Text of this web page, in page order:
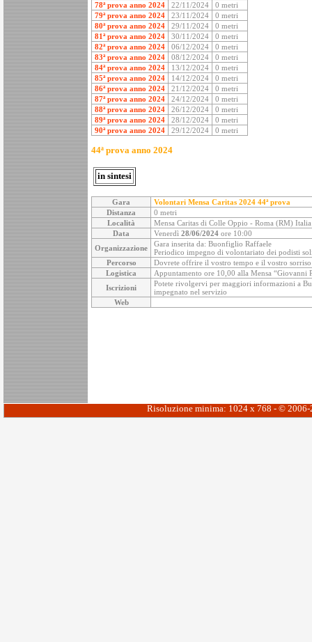
78ª prova anno 2024
22/11/2024
0 metri
79ª prova anno 2024
23/11/2024
0 metri
80ª prova anno 2024
29/11/2024
0 metri
81ª prova anno 2024
30/11/2024
0 metri
82ª prova anno 2024
06/12/2024
0 metri
83ª prova anno 2024
08/12/2024
0 metri
84ª prova anno 2024
13/12/2024
0 metri
85ª prova anno 2024
14/12/2024
0 metri
86ª prova anno 2024
21/12/2024
0 metri
87ª prova anno 2024
24/12/2024
0 metri
88ª prova anno 2024
26/12/2024
0 metri
89ª prova anno 2024
28/12/2024
0 metri
90ª prova anno 2024
29/12/2024 0 metri
44ª prova anno 2024
in sintesi
Gara Volontari Mensa Caritas 2024 44ª prova
Distanza
0 metri
Località
Mensa Caritas di Colle Oppio - Roma (RM) Italia
Data
Venerdì 28/06/2024 ore 10:00
Organizzazione
Gara inserita da: Buonfiglio Raffaele
Periodico impegno di volontariato dei podisti
Percorso
Dovrete offrire il vostro tempo e il vostro sorriso
Logistica
Appuntamento ore 10,00 alla Mensa
Iscrizioni
Potete rivolgervi per maggiori informazioni a
impegnato nel servizio
Web
Risoluzione minima: 1024 x 768 - ©